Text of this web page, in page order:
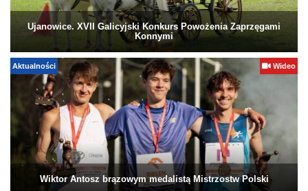
Ujanowice. XVII Galicyjski Konkurs Powożenia Zaprzęgami
Konnymi
Aktualności Wideo
Wiktor Antosz brązowym medalistą Mistrzostw Polski